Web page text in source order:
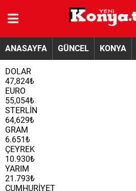
ANASAYFA GÜNCEL KONYA
DOLAR
47,824₺
EURO
55,054₺
STERLİN
64,629₺
GRAM
6.651₺
ÇEYREK
10.930₺
YARIM
21.793₺
CUMHURİYET